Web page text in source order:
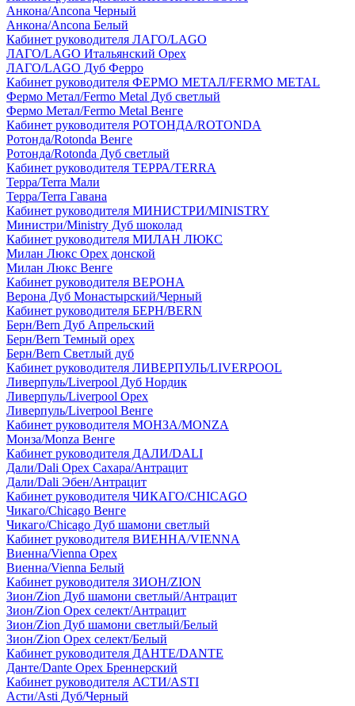
Анкона/Ancona Черный
Анкона/Ancona Белый
Кабинет руководителя ЛАГО/LAGO
ЛАГО/LAGO Итальянский Орех
ЛАГО/LAGO Дуб Ферро
Кабинет руководителя ФЕРМО МЕТАЛ/FERMO METAL
Фермо Метал/Fermo Metal Дуб светлый
Фермо Метал/Fermo Metal Венге
Кабинет руководителя РОТОНДА/ROTONDA
Ротонда/Rotonda Венге
Ротонда/Rotonda Дуб светлый
Кабинет руководителя ТЕРРА/TERRA
Терра/Terra Мали
Терра/Terra Гавана
Кабинет руководителя МИНИСТРИ/MINISTRY
Министри/Ministry Дуб шоколад
Кабинет руководителя МИЛАН ЛЮКС
Милан Люкс Орех донской
Милан Люкс Венге
Кабинет руководителя ВЕРОНА
Верона Дуб Монастырский/Черный
Кабинет руководителя БЕРН/BERN
Берн/Bern Дуб Апрельский
Берн/Bern Темный орех
Берн/Bern Светлый дуб
Кабинет руководителя ЛИВЕРПУЛЬ/LIVERPOOL
Ливерпуль/Liverpool Дуб Нордик
Ливерпуль/Liverpool Орех
Ливерпуль/Liverpool Венге
Кабинет руководителя МОНЗА/MONZA
Монза/Monza Венге
Кабинет руководителя ДАЛИ/DALI
Дали/Dali Орех Cахара/Антрацит
Дали/Dali Эбен/Антрацит
Кабинет руководителя ЧИКАГО/CHICAGO
Чикаго/Chicago Венге
Чикаго/Chicago Дуб шамони светлый
Кабинет руководителя ВИЕННА/VIENNA
Виенна/Vienna Орех
Виенна/Vienna Белый
Кабинет руководителя ЗИОН/ZION
Зион/Zion Дуб шамони светлый/Антрацит
Зион/Zion Орех селект/Антрацит
Зион/Zion Дуб шамони светлый/Белый
Зион/Zion Орех селект/Белый
Кабинет руководителя ДАНТЕ/DANTE
Данте/Dante Орех Бреннерский
Кабинет руководителя АСТИ/ASTI
Асти/Asti Дуб/Черный